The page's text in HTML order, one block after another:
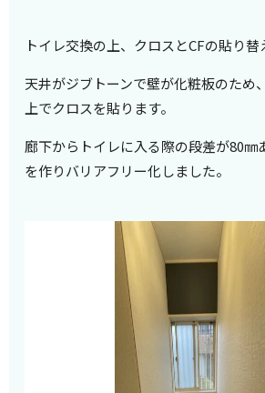
トイレ交換の上、クロスとCFの貼り替
天井がジブトーンで壁が化粧板のため
上でクロスを貼ります。
廊下からトイレに入る際の段差が80㎜
を作りバリアフリー化しました。